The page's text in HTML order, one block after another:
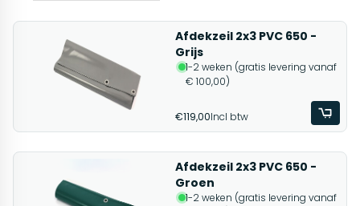
Afdekzeil 2x3 PVC 650 -
Grijs
1-2 weken (gratis levering vanaf
€ 100,00)
€119,00Incl btw
Afdekzeil 2x3 PVC 650 -
Groen
1-2 weken (gratis levering vanaf